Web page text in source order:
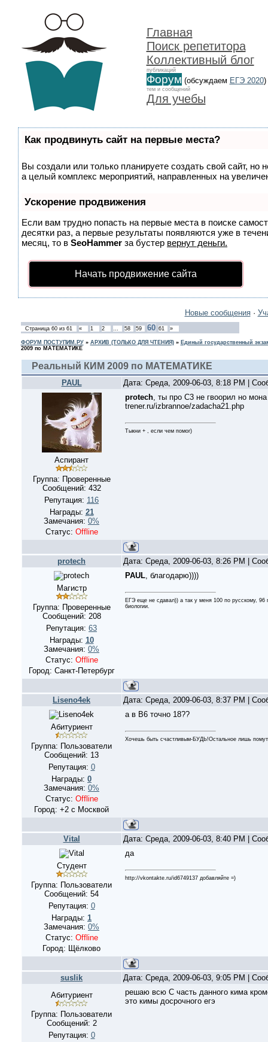
Главная
Поиск репетитора
Коллективный блог
публикаций
Форум (обсуждаем ЕГЭ 2020)
тем и сообщений
Для учебы
Как продвинуть сайт на первые места?
Вы создали или только планируете создать свой сайт, но
а целый комплекс мероприятий, направленных на
Ускорение продвижения
Если вам трудно попасть на первые места в поиске
десятки раз, а первые результаты появляются уже в
месяц, то в SeoHammer за бустер вернут деньги.
Начать продвижение сайта
Новые сообщения·
Страница 60из 61 « 1 2 … 58 59 60 61 »
ФОРУМ ПОСТУПИМ.РУ» АРХИВ (ТОЛЬКО ДЛЯ ЧТЕНИЯ)» Единый государственный
2009 по МАТЕМАТИКЕ
Реальный КИМ 2009 по МАТЕМАТИКЕ
PAUL Дата: Среда, 2009-06-03, 8:18 PM |
Аспирант
Группа: Проверенные
Сообщений: 432
Репутация: 116
Награды: 21
Замечания: 0%
Статус: Offline
protech, ты про С3 не гвоорил но
trener.ru/izbrannoe/zadacha21.php
Тыкни + , если чем помог)
protech Дата: Среда, 2009-06-03, 8:26 PM |
Магистр
Группа: Проверенные
Сообщений: 208
Репутация: 63
Награды: 10
Замечания: 0%
Статус: Offline
Город: Санкт-Петербург
PAUL, благодарю))))
ЕГЭ еще не сдавал)) а так у меня 100 по русскому, 96
биологии.
Liseno4ek Дата: Среда, 2009-06-03, 8:37 PM |
Абитуриент
Группа: Пользователи
Сообщений: 13
Репутация: 0
Награды: 0
Замечания: 0%
Статус: Offline
Город: +2 с Москвой
а в В6 точно 18??
Хочешь быть счастливым-БУДЬ!Остальное лишь
Vital Дата: Среда, 2009-06-03, 8:40 PM |
Студент
Группа: Пользователи
Сообщений: 54
Репутация: 0
Награды: 1
Замечания: 0%
Статус: Offline
Город: Щёлково
да
http://vkontakte.ru/id6749137 добавляйте =)
suslik
Дата: Среда, 2009-06-03, 9:05 PM |
Абитуриент
Группа: Пользователи
Сообщений: 2
Репутация: 0
решаю всю С часть данного кима
это кимы досрочного егэ